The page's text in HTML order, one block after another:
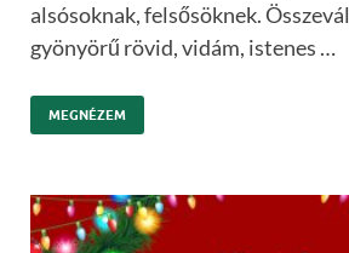
alsósoknak, felsősöknek.
gyönyörű rövid, vidám, istenes …
MEGNÉZEM